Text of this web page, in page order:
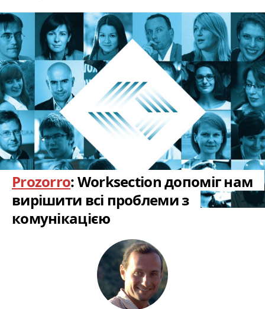
Prozorro: Worksection допоміг нам
вирішити всі проблеми з
комунікацією